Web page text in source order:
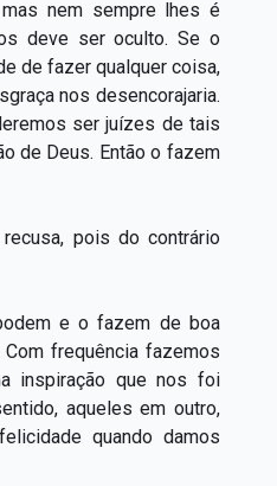
nem sempre lhes é
deve ser oculto. Se o
de fazer qualquer coisa,
nos desencorajaria.
ser juízes de tais
de Deus. Então o fazem
pois do contrário
e o fazem de boa
frequência fazemos
inspiração que nos foi
aqueles em outro,
quando damos